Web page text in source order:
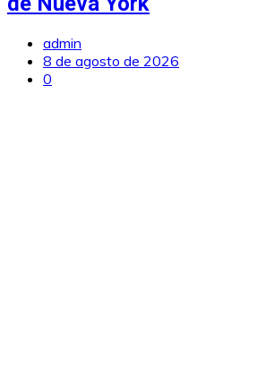
admin
8 de agosto de 2026
0